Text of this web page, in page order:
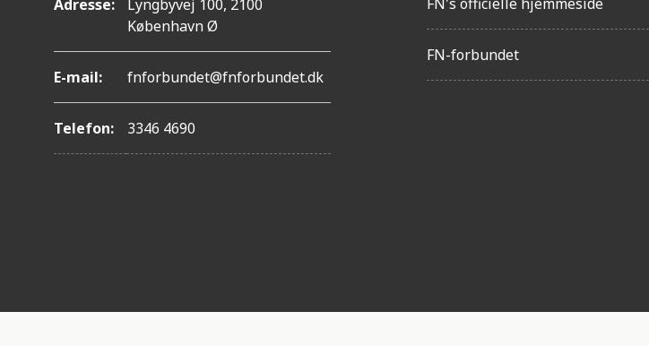
Adresse:
Lyngbyvej 100, 2100
København Ø
E-mail: fnforbundet@fnforbundet.dk
Telefon: 3346 4690
FN-forbundet